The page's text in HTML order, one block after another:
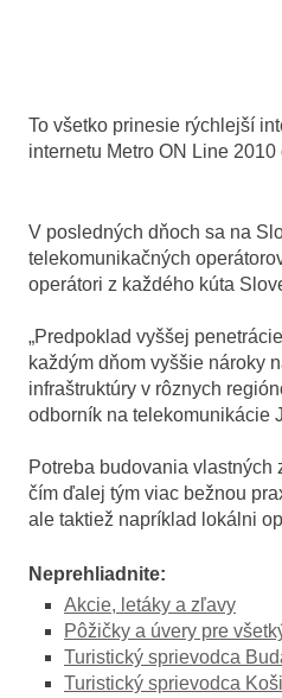
To všetko prinesie rýchlejší
internetu Metro ON Line
V posledných dňoch sa na
telekomunikačných
operátori z každého kúta
„Predpoklad vyššej
každým dňom vyššie nároky
infraštruktúry v rôznych
odborník na telekomunikácie
Potreba budovania vlastných
čím ďalej tým viac bežnou
ale taktiež napríklad lokálni
Neprehliadnite:
Akcie, letáky a zľavy
Pôžičky a úvery pre
Turistický sprievodca
Turistický sprievodca